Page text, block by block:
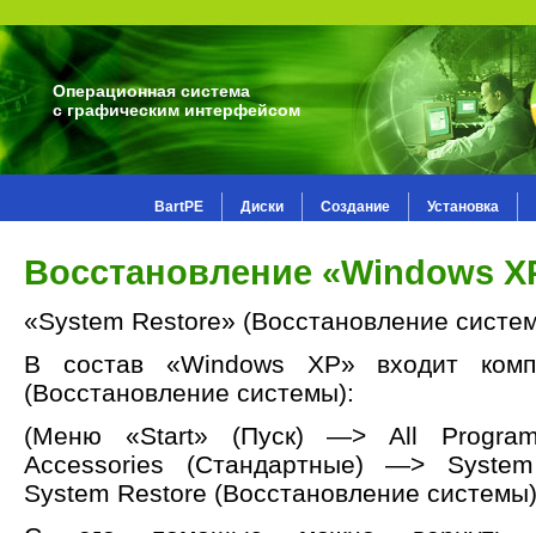
Операционная система
с графическим интерфейсом
BartPE Диски Создание Установка
Восстановление «Windows
«System Restore» (Восстановление
В состав «Windows XP» входит
(Восстановление системы):
(Меню «Start» (Пуск) —> All
Accessories (Стандартные) —>
System Restore (Восстановление